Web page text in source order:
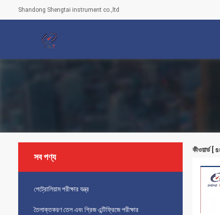
Shandong Shengtai instrument co.,ltd
সব পণ্য
পেট্রোলিয়াম পরীক্ষার যন্ত্র
তৈলাক্তকরণ তেল এবং গ্রিজ এন্টিফ্রিজে পরীক্ষার
কীওয়ার্ড